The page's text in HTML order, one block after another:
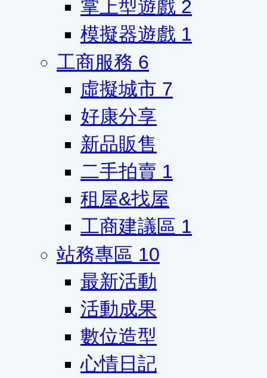
掌上型遊戲 2
模擬器遊戲 1
工商服務 6
虛擬城市 7
好康分享
新品販售
二手拍賣 1
租屋&找屋
工商建議區 1
站務專區 10
最新活動
活動成果
數位造型
心情日記